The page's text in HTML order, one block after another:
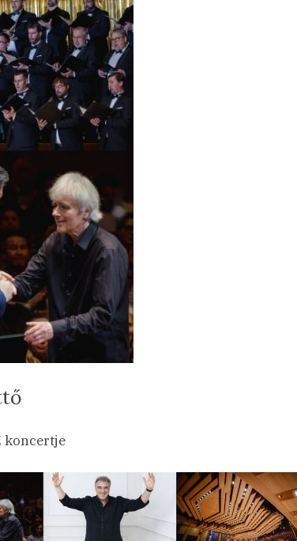
Kétszer
kettő
bejegyzéshez
koncertje